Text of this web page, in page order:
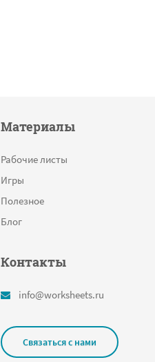
Материалы
Рабочие листы
Игры
Полезное
Блог
Контакты
info@worksheets.ru
Связаться с нами